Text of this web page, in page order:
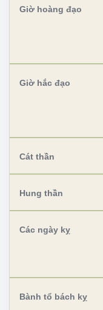
Giờ hoàng đạo
Giờ hắc đạo
Cát thần
Hung thần
Các ngày kỵ
Bành tổ bách kỵ